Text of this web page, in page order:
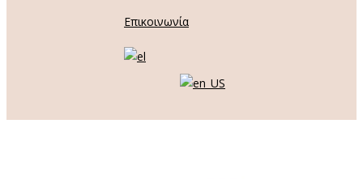
Επικοινωνία